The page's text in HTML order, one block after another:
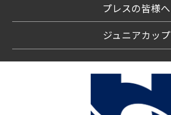
プレスの皆様へ
ジュニアカップ